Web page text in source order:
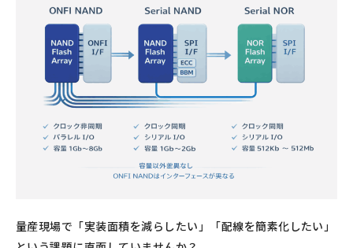
量産現場で「実装面積を減らしたい」「配線を簡素化したい」